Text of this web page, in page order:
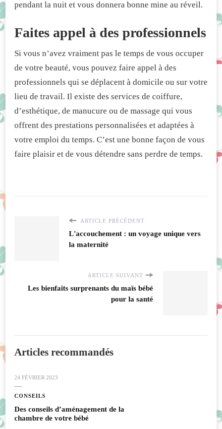
pendant la nuit et vous donnera bonne mine au réveil.
Faites appel à des professionnels
Si vous n’avez vraiment pas le temps de vous occuper
de votre beauté, vous pouvez faire appel à des
professionnels qui se déplacent à domicile ou sur votre
lieu de travail. Il existe des services de coiffure,
d’esthétique, de manucure ou de massage qui vous
offrent des prestations personnalisées et adaptées à
votre emploi du temps. C’est une bonne façon de vous
faire plaisir et de vous détendre sans perdre de temps.
ARTICLE PRÉCÉDENT
L'accouchement : un voyage unique vers
la maternité
ARTICLE SUIVANT
Les bienfaits surprenants du maïs bébé
pour la santé
Articles recommandés
24 FÉVRIER 2023
CONSEILS
Des conseils d’aménagement de la
chambre de votre bébé